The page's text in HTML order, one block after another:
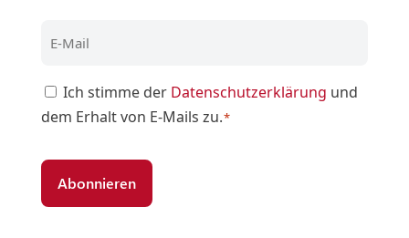
Zustimmung
*
Ich stimme der Datenschutzerklärung und
dem Erhalt von E-Mails zu.*